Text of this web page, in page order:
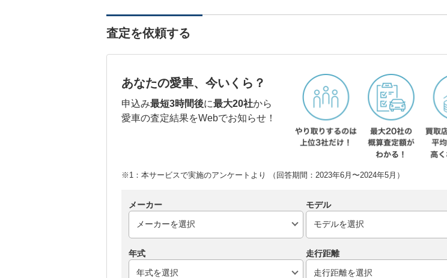
査定を依頼する
あなたの愛車、今いくら？
申込み最短3時間後に最大20社から
愛車の査定結果をWebでお知らせ！
※1：本サービスで実施のアンケートより （回答期間：2023年6月〜2024年5月）
メーカー モデル
年式 走行距離